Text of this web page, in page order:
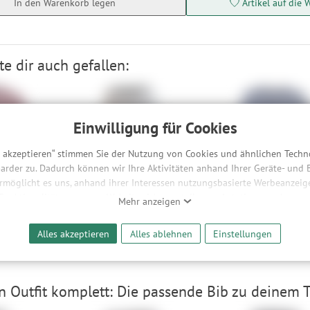
Einwilligung für Cookies
stimmen Sie der Nutzung von Cookies und ähnlichen
zu. Dadurch können wir Ihre Aktivitäten anhand Ihrer Geräte- und
es uns, anhand ihrer Interessen nutzungsbasierte
unserer Website sicherzustellen und stetig zu
Inhalten und der Durchführung von statistischer Analyse,
und nutzungsbasierter Werbung. Informationen zu den einzelnen
für bestimmte Drittanbieter erteilen und jederzeit für die Zukunft
Mehr anzeigen
Alles akzeptieren Alles ablehnen Einstellungen
dir auch gefallen:
Graphic
-47%
Zimtstern Taila Evo Shorts
73,90 € -45%
ION Bike Jersey S_Ionic
30,90 €
Outfit komplett: Die passende Bib zu deinem